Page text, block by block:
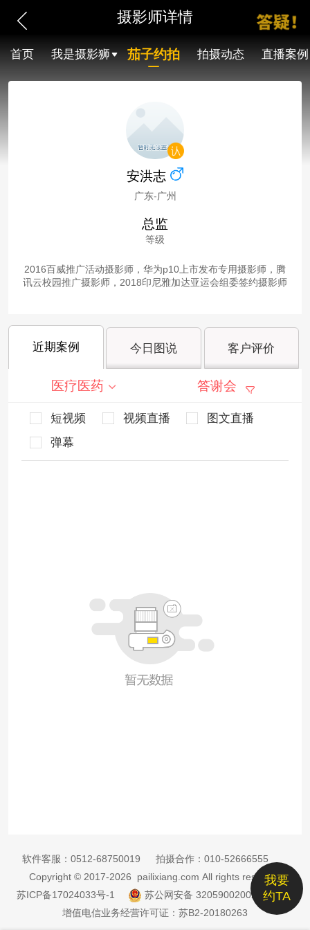
摄影师详情
首页 我是摄影狮 茄子约拍 拍摄动态 直播案例
安洪志
广东-广州
总监
等级
2016百威推广活动摄影师，华为p10上市发布专用摄影师，腾
讯云校园推广摄影师，2018印尼雅加达亚运会组委签约摄影师
近期案例 今日图说 客户评价
医疗医药 答谢会
短视频 视频直播
图文直播
弹幕
我要
约TA
软件客服： 0512-68750019 拍摄合作： 010-52666555
Copyright © 2017-2026 pailixiang.com All rights reserved
苏ICP备17024033号-1
苏公网安备 32059002002885号
增值电信业务经营许可证：苏B2-20180263